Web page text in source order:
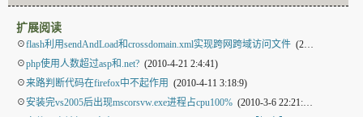
扩展阅读
☉flash利用sendAndLoad和crossdomain.xml实现跨网跨域访问文件 (2010-9-17 22:49:14)
☉php使用人数超过asp和.net? (2010-4-21 2:4:41)
☉来路判断代码在firefox中不起作用 (2010-4-11 3:18:9)
☉安装完vs2005后出现mscorsvw.exe进程占cpu100% (2010-3-6 22:21:22)